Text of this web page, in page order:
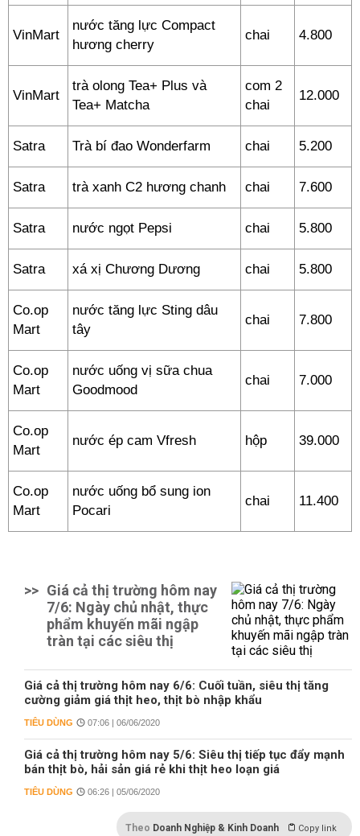
VinMart
nước tăng lực Compact
hương cherry
chai 4.800
VinMart
trà olong Tea+ Plus và
Tea+ Matcha
com 2
chai
12.000
Satra Trà bí đao Wonderfarm chai 5.200
Satra trà xanh C2 hương chanh chai 7.600
Satra nước ngọt Pepsi chai 5.800
Satra xá xị Chương Dương chai 5.800
Co.op
Mart
nước tăng lực Sting dâu
tây
chai 7.800
Co.op
Mart
nước uống vị sữa chua
Goodmood
chai 7.000
Co.op
Mart
nước ép cam Vfresh hộp 39.000
Co.op
Mart
nước uống bổ sung ion
Pocari
chai 11.400
>> Giá cả thị trường hôm nay
7/6: Ngày chủ nhật, thực
phẩm khuyến mãi ngập
tràn tại các siêu thị
Giá cả thị trường hôm nay 6/6: Cuối tuần, siêu thị tăng
cường giảm giá thịt heo, thịt bò nhập khẩu
TIÊU DÙNG 07:06 | 06/06/2020
Giá cả thị trường hôm nay 5/6: Siêu thị tiếp tục đẩy mạnh
bán thịt bò, hải sản giá rẻ khi thịt heo loạn giá
TIÊU DÙNG 06:26 | 05/06/2020
Theo Doanh Nghiệp & Kinh Doanh Copy link